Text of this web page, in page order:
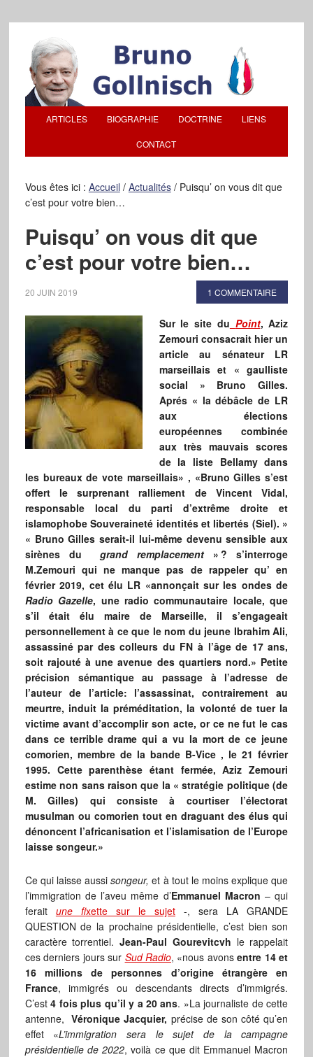
ARTICLES BIOGRAPHIE DOCTRINE LIENS
CONTACT
Vous êtes ici : Accueil / Actualités /Puisqu’ on vous dit que
c’est pour votre bien…
Puisqu’ on vous dit que
c’est pour votre bien…
20 JUIN 2019 1 COMMENTAIRE
Sur le site du Point, Aziz
Zemouri consacrait hier un
article au sénateur LR
marseillais et « gaulliste
social » Bruno Gilles.
Aprés « la débâcle de LR
aux élections
européennes combinée
aux très mauvais scores
de la liste Bellamy dans
les bureaux de vote marseillais» , «Bruno Gilles s’est
offert le surprenant ralliement de Vincent Vidal,
responsable local du parti d’extrême droite et
islamophobe Souveraineté identités et libertés (Siel). »
« Bruno Gilles serait-il lui-même devenu sensible aux
sirènes du grand remplacement » ? s’interroge
M.Zemouri qui ne manque pas de rappeler qu’ en
février 2019, cet élu LR «annonçait sur les ondes de
Radio Gazelle, une radio communautaire locale, que
s’il était élu maire de Marseille, il s’engageait
personnellement à ce que le nom du jeune Ibrahim Ali,
assassiné par des colleurs du FN à l’âge de 17 ans,
soit rajouté à une avenue des quartiers nord.» Petite
précision sémantique au passage à l’adresse de
l’auteur de l’article: l’assassinat, contrairement au
meurtre, induit la préméditation, la volonté de tuer la
victime avant d’accomplir son acte, or ce ne fut le cas
dans ce terrible drame qui a vu la mort de ce jeune
comorien, membre de la bande B-Vice , le 21 février
1995. Cette parenthèse étant fermée, Aziz Zemouri
estime non sans raison que la « stratégie politique (de
M. Gilles) qui consiste à courtiser l’électorat
musulman ou comorien tout en draguant des élus qui
dénoncent l’africanisation et l’islamisation de l’Europe
laisse songeur.»
Ce qui laisse aussisongeur, et à tout le moins explique que
l’immigration de l’aveu même d’Emmanuel Macron – qui
ferait une fixette sur le sujet -, sera LA GRANDE
QUESTION de la prochaine présidentielle, c’est bien son
caractère torrentiel.Jean-Paul Gourevitcvh le rappelait
ces derniers jours sur Sud Radio, «nous avonsentre 14 et
16 millions de personnes d’origine étrangère en
France, immigrés ou descendants directs d’immigrés.
C’est4 fois plus qu’il y a 20 ans. »La journaliste de cette
antenne,Véronique Jacquier, précise de son côté qu’en
effet «L’immigration sera le sujet de la campagne
présidentielle de 2022, voilà ce que dit Emmanuel Macron